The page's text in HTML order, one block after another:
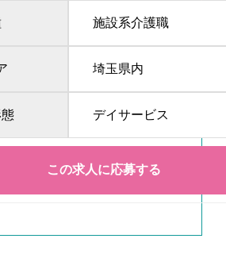
施設系介護職
埼玉県内
デイサービス